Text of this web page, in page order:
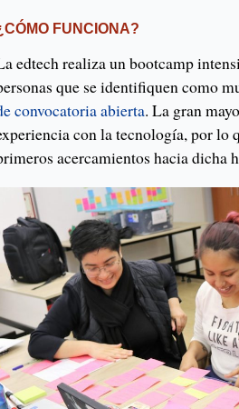
FUNCIONA?
edtech realiza un bootcamp
que se identifiquen como
convocatoria abierta. La gran
con la tecnología, por lo
acercamientos hacia dicha